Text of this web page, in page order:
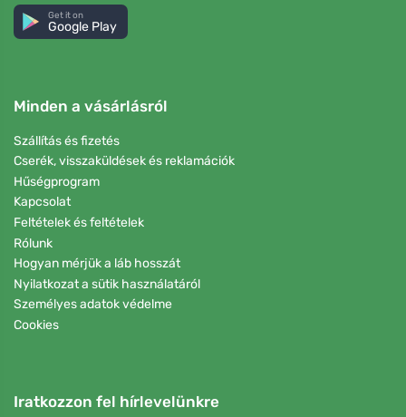
Get it on
Google Play
Minden a vásárlásról
Szállítás és fizetés
Cserék, visszaküldések és reklamációk
Hűségprogram
Kapcsolat
Feltételek és feltételek
Rólunk
Hogyan mérjük a láb hosszát
Nyilatkozat a sütik használatáról
Személyes adatok védelme
Cookies
Iratkozzon fel hírlevelünkre